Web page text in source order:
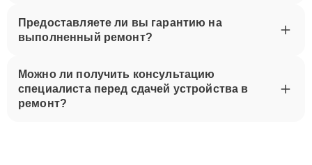
Предоставляете ли вы гарантию на
выполненный ремонт?
Можно ли получить консультацию
специалиста перед сдачей устройства в
ремонт?